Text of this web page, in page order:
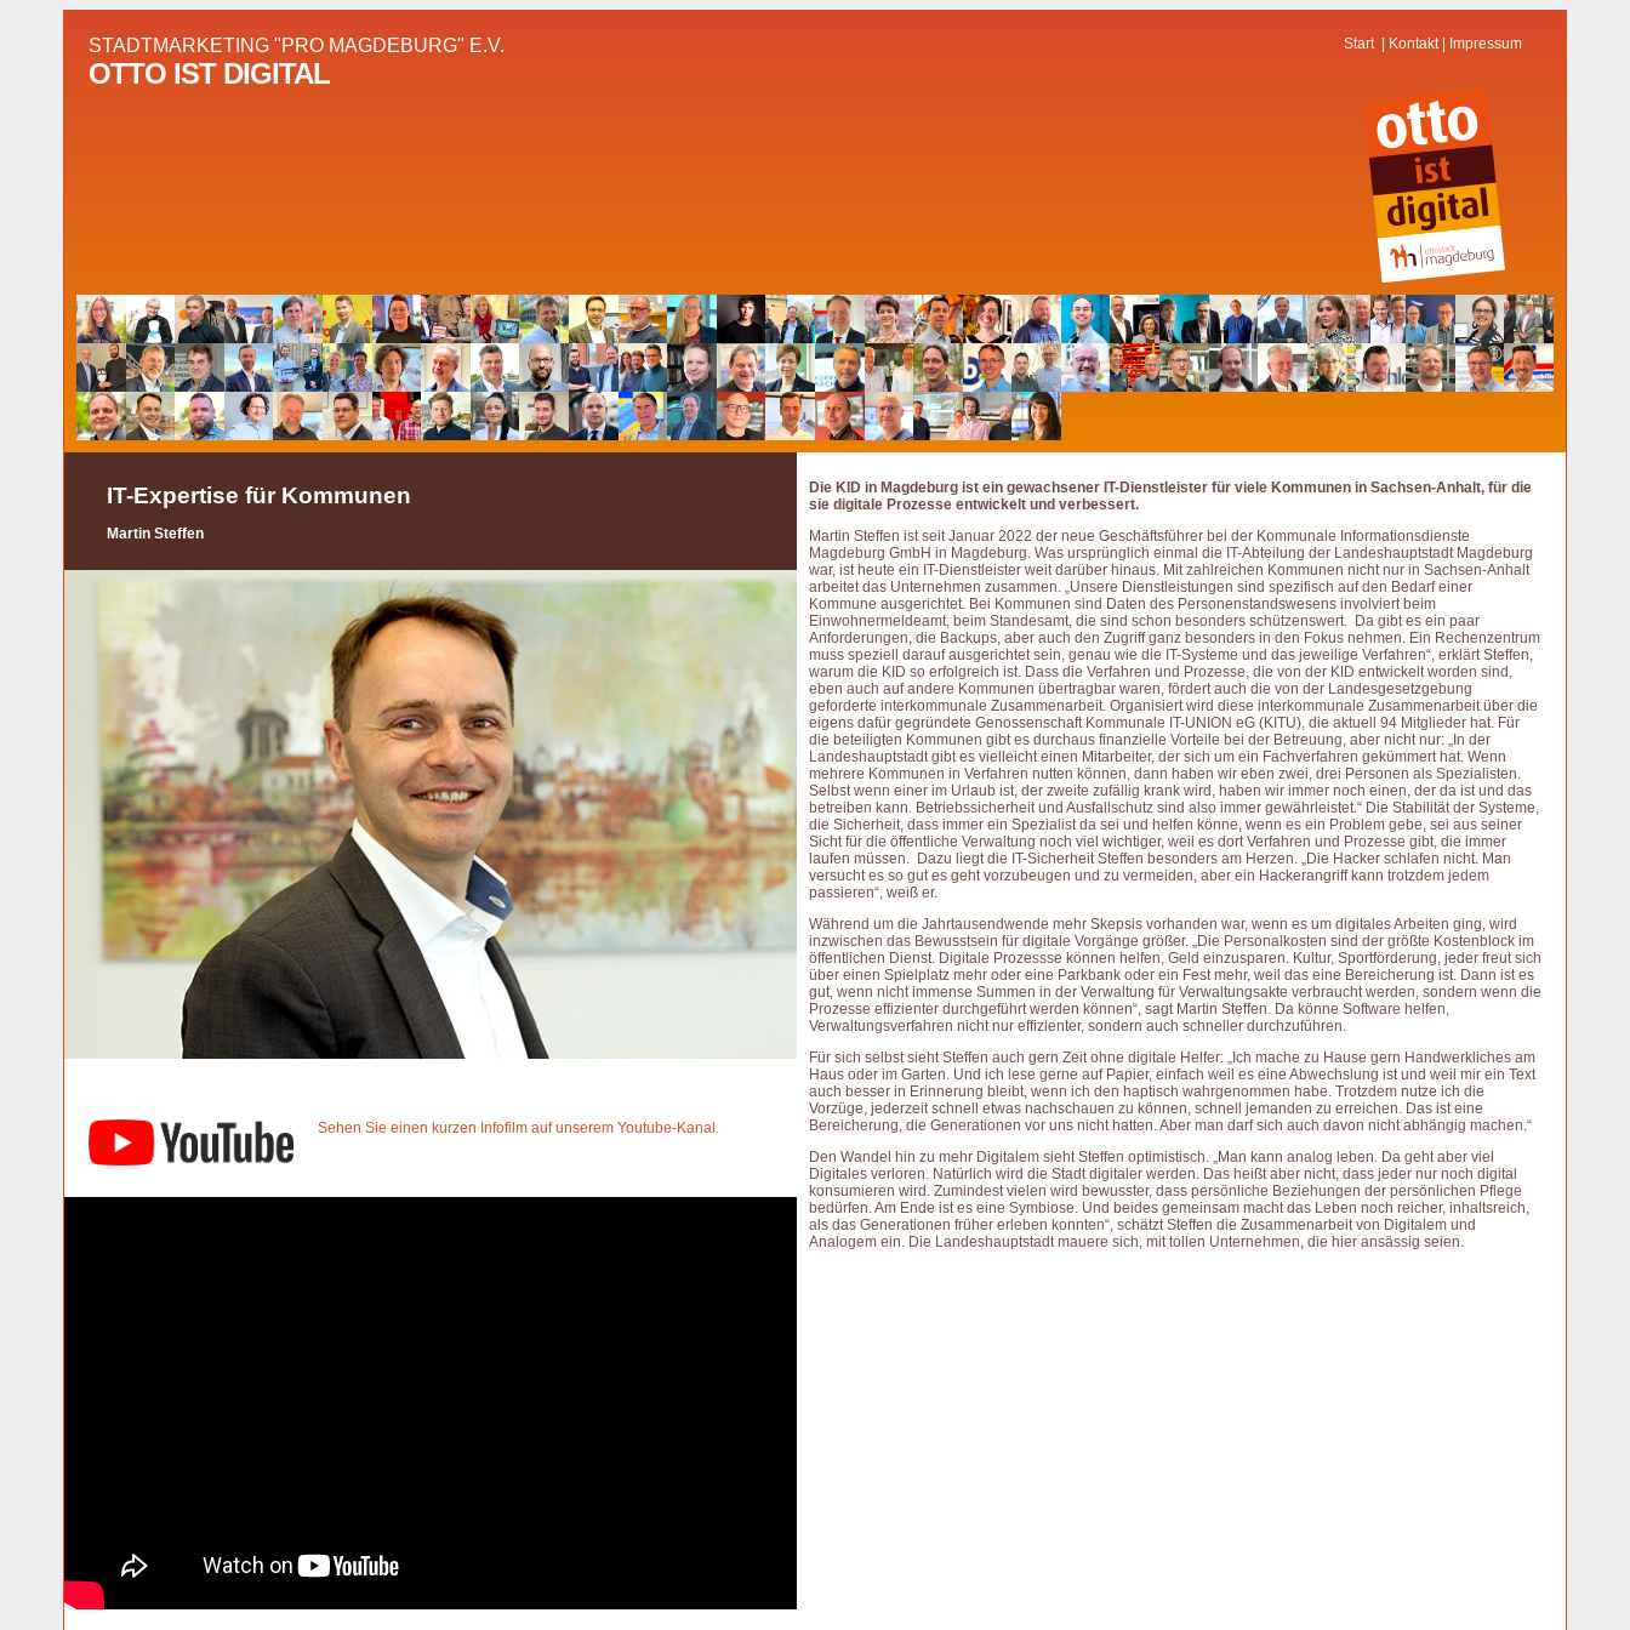
Start| Kontakt| Impressum
STADTMARKETING "PRO MAGDEBURG" E.V.
OTTO IST DIGITAL
Die KID in Magdeburg ist ein gewachsener IT-Dienstleister für viele Kommunen in Sachsen-Anhalt, für die
sie digitale Prozesse entwickelt und verbessert.
Martin Steffen ist seit Januar 2022 der neue Geschäftsführer bei der Kommunale Informationsdienste
Magdeburg GmbH in Magdeburg. Was ursprünglich einmal die IT-Abteilung der Landeshauptstadt Magdeburg
war, ist heute ein IT-Dienstleister weit darüber hinaus. Mit zahlreichen Kommunen nicht nur in Sachsen-Anhalt
arbeitet das Unternehmen zusammen. „Unsere Dienstleistungen sind spezifisch auf den Bedarf einer
Kommune ausgerichtet. Bei Kommunen sind Daten des Personenstandswesens involviert beim
Einwohnermeldeamt, beim Standesamt, die sind schon besonders schützenswert. Da gibt es ein paar
Anforderungen, die Backups, aber auch den Zugriff ganz besonders in den Fokus nehmen. Ein Rechenzentrum
muss speziell darauf ausgerichtet sein, genau wie die IT-Systeme und das jeweilige Verfahren“, erklärt Steffen,
warum die KID so erfolgreich ist. Dass die Verfahren und Prozesse, die von der KID entwickelt worden sind,
eben auch auf andere Kommunen übertragbar waren, fördert auch die von der Landesgesetzgebung
geforderte interkommunale Zusammenarbeit. Organisiert wird diese interkommunale Zusammenarbeit über die
eigens dafür gegründete Genossenschaft Kommunale IT-UNION eG (KITU), die aktuell 94 Mitglieder hat. Für
die beteiligten Kommunen gibt es durchaus finanzielle Vorteile bei der Betreuung, aber nicht nur: „In der
Landeshauptstadt gibt es vielleicht einen Mitarbeiter, der sich um ein Fachverfahren gekümmert hat. Wenn
mehrere Kommunen in Verfahren nutten können, dann haben wir eben zwei, drei Personen als Spezialisten.
Selbst wenn einer im Urlaub ist, der zweite zufällig krank wird, haben wir immer noch einen, der da ist und das
betreiben kann. Betriebssicherheit und Ausfallschutz sind also immer gewährleistet.“ Die Stabilität der Systeme,
die Sicherheit, dass immer ein Spezialist da sei und helfen könne, wenn es ein Problem gebe, sei aus seiner
Sicht für die öffentliche Verwaltung noch viel wichtiger, weil es dort Verfahren und Prozesse gibt, die immer
laufen müssen. Dazu liegt die IT-Sicherheit Steffen besonders am Herzen. „Die Hacker schlafen nicht. Man
versucht es so gut es geht vorzubeugen und zu vermeiden, aber ein Hackerangriff kann trotzdem jedem
passieren“, weiß er.
Während um die Jahrtausendwende mehr Skepsis vorhanden war, wenn es um digitales Arbeiten ging, wird
inzwischen das Bewusstsein für digitale Vorgänge größer. „Die Personalkosten sind der größte Kostenblock im
öffentlichen Dienst. Digitale Prozessse können helfen, Geld einzusparen. Kultur, Sportförderung, jeder freut sich
über einen Spielplatz mehr oder eine Parkbank oder ein Fest mehr, weil das eine Bereicherung ist. Dann ist es
gut, wenn nicht immense Summen in der Verwaltung für Verwaltungsakte verbraucht werden, sondern wenn die
Prozesse effizienter durchgeführt werden können“, sagt Martin Steffen. Da könne Software helfen,
Verwaltungsverfahren nicht nur effizienter, sondern auch schneller durchzuführen.
Für sich selbst sieht Steffen auch gern Zeit ohne digitale Helfer: „Ich mache zu Hause gern Handwerkliches am
Haus oder im Garten. Und ich lese gerne auf Papier, einfach weil es eine Abwechslung ist und weil mir ein Text
auch besser in Erinnerung bleibt, wenn ich den haptisch wahrgenommen habe. Trotzdem nutze ich die
Vorzüge, jederzeit schnell etwas nachschauen zu können, schnell jemanden zu erreichen. Das ist eine
Bereicherung, die Generationen vor uns nicht hatten. Aber man darf sich auch davon nicht abhängig machen.“
Den Wandel hin zu mehr Digitalem sieht Steffen optimistisch. „Man kann analog leben. Da geht aber viel
Digitales verloren. Natürlich wird die Stadt digitaler werden. Das heißt aber nicht, dass jeder nur noch digital
konsumieren wird. Zumindest vielen wird bewusster, dass persönliche Beziehungen der persönlichen Pflege
bedürfen. Am Ende ist es eine Symbiose. Und beides gemeinsam macht das Leben noch reicher, inhaltsreich,
als das Generationen früher erleben konnten“, schätzt Steffen die Zusammenarbeit von Digitalem und
Analogem ein. Die Landeshauptstadt mauere sich, mit tollen Unternehmen, die hier ansässig seien.
IT-Expertise für Kommunen
Martin Steffen
Sehen Sie einen kurzen Infofilm auf unserem Youtube-Kanal.